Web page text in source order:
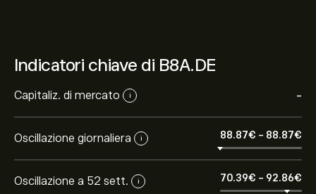
Indicatori chiave di B8A.DE
Capitaliz. di mercato i -
Oscillazione giornaliera i 88.87‎€‎ - 88.87‎€‎
Oscillazione a 52 sett. i 70.39‎€‎ - 92.86‎€‎